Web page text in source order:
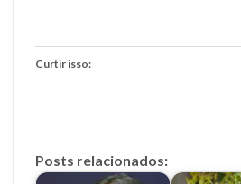
Curtir isso:
Posts relacionados: